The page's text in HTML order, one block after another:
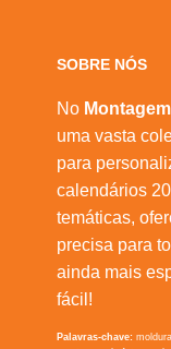
SOBRE NÓS
No
uma vasta
para
calendários
temáticas,
precisa para
ainda mais
fácil!
Palavras-chave: